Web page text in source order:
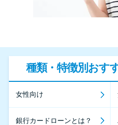
種類・特徴別おす
女性向け
銀行カードローンとは？